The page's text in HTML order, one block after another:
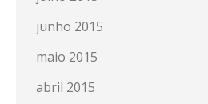
junho 2015
maio 2015
abril 2015